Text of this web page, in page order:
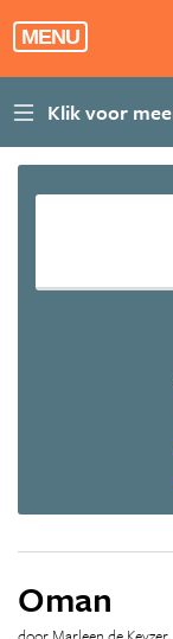
MENU
Oman